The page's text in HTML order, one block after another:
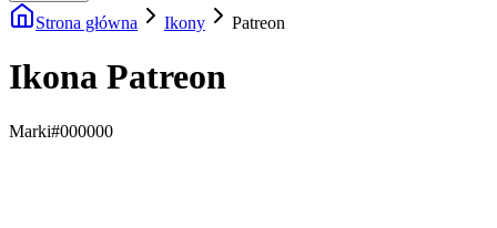
Strona główna Ikony Patreon
Ikona Patreon
Marki#000000